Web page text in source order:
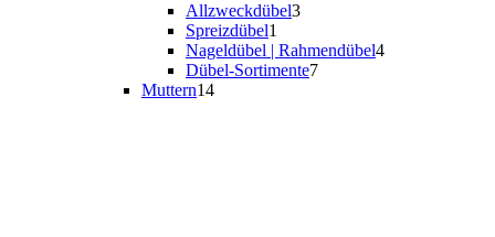
Allzweckdübel3
Spreizdübel1
Nageldübel | Rahmendübel4
Dübel-Sortimente7
Muttern14